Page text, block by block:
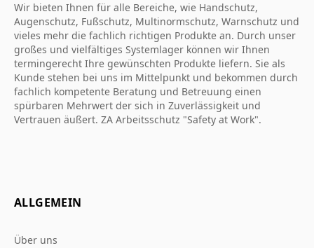
Wir bieten Ihnen für alle Bereiche, wie Handschutz,
Augenschutz, Fußschutz, Multinormschutz, Warnschutz und
vieles mehr die fachlich richtigen Produkte an. Durch unser
großes und vielfältiges Systemlager können wir Ihnen
termingerecht Ihre gewünschten Produkte liefern. Sie als
Kunde stehen bei uns im Mittelpunkt und bekommen durch
fachlich kompetente Beratung und Betreuung einen
spürbaren Mehrwert der sich in Zuverlässigkeit und
Vertrauen äußert. ZA Arbeitsschutz "Safety at Work".
ALLGEMEIN
Über uns